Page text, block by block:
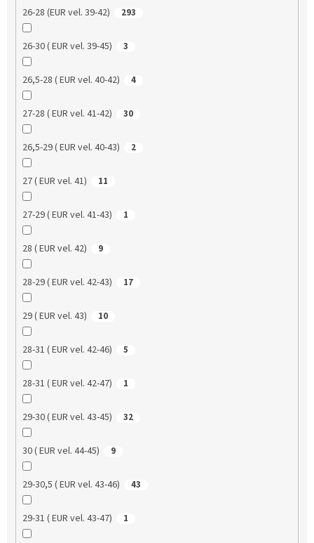
26-28 (EUR vel. 39-42) 293
26-30 ( EUR vel. 39-45) 3
26,5-28 ( EUR vel. 40-42) 4
27-28 ( EUR vel. 41-42) 30
26,5-29 ( EUR vel. 40-43) 2
27 ( EUR vel. 41) 11
27-29 ( EUR vel. 41-43) 1
28 ( EUR vel. 42) 9
28-29 ( EUR vel. 42-43) 17
29 ( EUR vel. 43) 10
28-31 ( EUR vel. 42-46) 5
28-31 ( EUR vel. 42-47) 1
29-30 ( EUR vel. 43-45) 32
30 ( EUR vel. 44-45) 9
29-30,5 ( EUR vel. 43-46) 43
29-31 ( EUR vel. 43-47) 1